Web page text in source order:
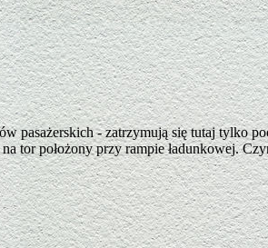
pasażerskich - zatrzymują się tutaj tylko
tor położony przy rampie ładunkowej.